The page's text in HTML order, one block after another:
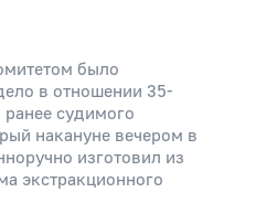
было
в отношении 35-
судимого
накануне вечером в
изготовил из
экстракционного